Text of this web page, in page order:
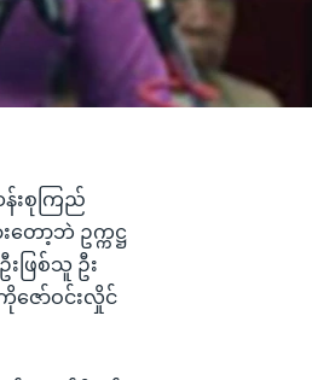
းစုကြည်
ော့ဘဲ ဥက္ကဋ္ဌ
ဖြစ်သူ ဦး
ော်ဝင်းလှိုင်